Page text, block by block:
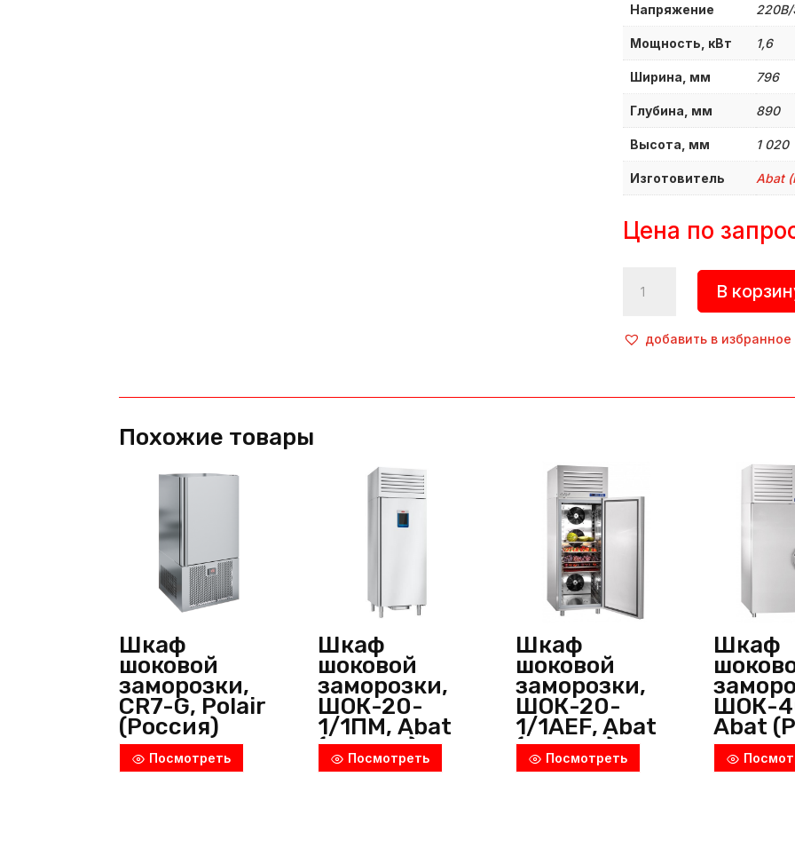
Напряжение
Мощность, кВт 1,6
Ширина, мм 796
Глубина, мм 890
Высота, мм 1 020
Изготовитель Abat
Цена по
товара
шоковой
В
добавить в избранное
Похожие товары
Шкаф
шоковой
заморозки,
CR7-G, Polair
(Россия)
Посмотреть
Шкаф
шоковой
заморозки,
ШОК-20-
1/1ПМ, Abat
(Россия)
Посмотреть
Шкаф
шоковой
заморозки,
ШОК-20-
1/1AEF, Abat
(Россия)
Посмотреть
Шкаф
ШОК-
Abat